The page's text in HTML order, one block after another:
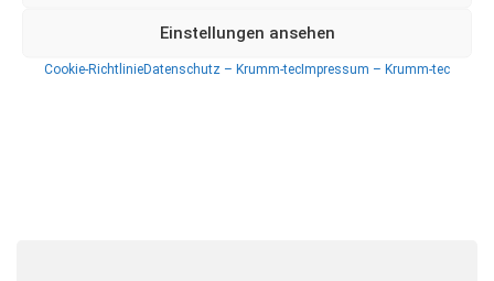
Einstellungen ansehen
Cookie-RichtlinieDatenschutz – Krumm-tecImpressum – Krumm-tec
Produktionsteilen, Equipment oder Oberflächen handelt –
krumm-tec hat die passende Lösung.